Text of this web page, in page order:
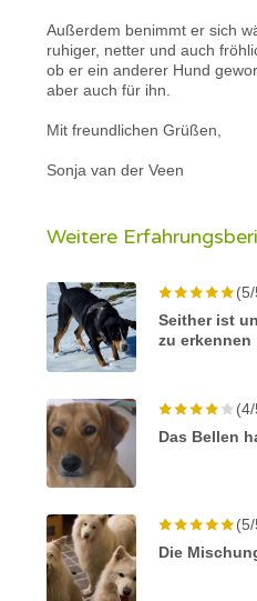
Außerdem benimmt er sich
ruhiger, netter und auch
ob er ein anderer Hund
aber auch für ihn.
Mit freundlichen Grüßen,
Sonja van der Veen
Weitere
Seither ist
zu erkennen
Das Bellen
Die